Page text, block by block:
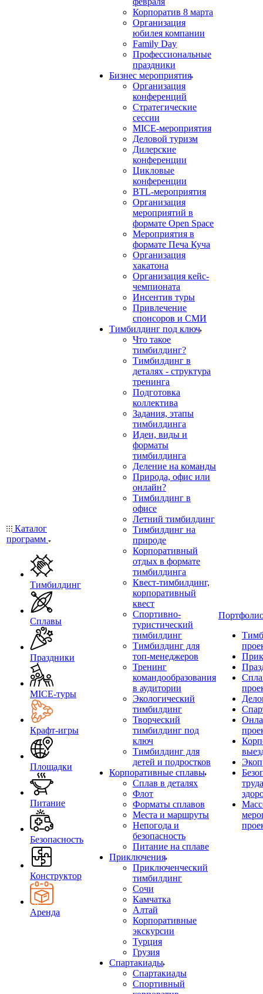
Каталог
программ
Тимбилдинг
Сплавы
Праздники
MICE‑туры
Крафт-игры
Площадки
Питание
Безопасность
Конструктор
Аренда
Корпоратив 8 марта
Организация
юбилея компании
Family Day
Профессиональные
праздники
Бизнес мероприятия
Организация
конференций
Стратегические
сессии
MICE-мероприятия
Деловой туризм
Дилерские
конференции
Цикловые
конференции
BTL-мероприятия
Организация
мероприятий в
формате Open Space
Мероприятия в
формате Печа Куча
Организация
хакатона
Организация кейс-
чемпионата
Инсентив туры
Привлечение
спонсоров и СМИ
Тимбилдинг под ключ
Что такое
тимбилдинг?
Тимбилдинг в
деталях - структура
тренинга
Подготовка
коллектива
Задания, этапы
тимбилдинга
Идеи, виды и
форматы
тимбилдинга
Деление на команды
Природа, офис или
онлайн?
Тимбилдинг в
офисе
Летний тимбилдинг
Тимбилдинг на
природе
Корпоративный
отдых в формате
тимбилдинга
Квест-тимбилдинг,
корпоративный
квест
Спортивно-
туристический
тимбилдинг
Тимбилдинг для
топ-менеджеров
Тренинг
командообразования
в аудитории
Экологический
тимбилдинг
Творческий
тимбилдинг под
ключ
Тимбилдинг для
детей и подростков
Корпоративные сплавы
Сплав в деталях
Флот
Форматы сплавов
Места и маршруты
Непогода и
безопасность
Питание на сплаве
Приключения
Приключенческий
тимбилдинг
Сочи
Камчатка
Алтай
Корпоративные
экскурсии
Турция
Грузия
Спартакиады
Спартакиады
Спортивный